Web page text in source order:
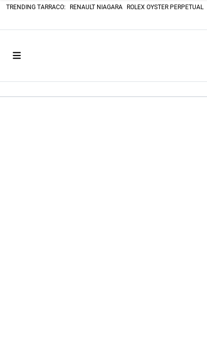
TRENDING TARRACO: RENAULT NIAGARA ROLEX OYSTER PERPETUAL